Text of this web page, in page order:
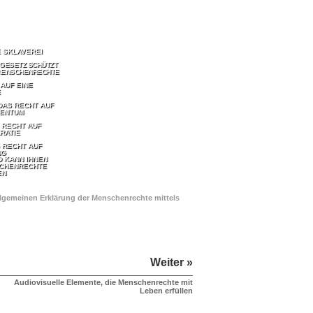
SKLAVEREI
SCHÜTZT
EINE
RECHT AUF
AUF
RECHT AUF
KANN IHNEN
Erklärung der Menschenrechte mittels
Weiter »
Audiovisuelle Elemente, die Menschenrechte mit
Leben erfüllen